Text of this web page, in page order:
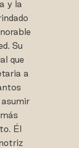
y la
Su
que
a
Él